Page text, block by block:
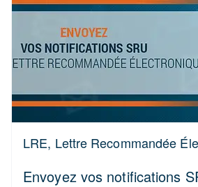
LRE, Lettre Recommandée
Envoyez vos notifications